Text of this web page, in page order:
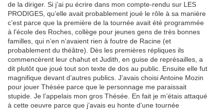
de la diriger. Si j’ai pu écrire dans mon compte-rendu sur LES
PRODIGES, qu’elle avait probablement joué le rôle à sa manière
c’est parce que la première de la tournée avait été programmée
à l’école des Roches, collège pour jeunes gens de très bonnes
familles, qui n’en n’avaient rien à foutre de Racine (et
probablement du théâtre). Dès les premières répliques ils
commencèrent leur chahut et Judith, en guise de représailles, a
dit plutôt que joué tout son texte de dos au public. Ensuite elle fut
magnifique devant d’autres publics. J’avais choisi Antoine Mozin
pour jouer Thésée parce que le personnage me paraissait
stupide. Je l’appelais mon gros Thésée. En fait je m’étais attaqué
à cette oeuvre parce que j’avais eu honte d’une tournée